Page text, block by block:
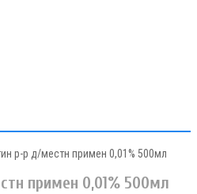
р-р д/местн примен 0,01% 500мл
примен 0,01% 500мл